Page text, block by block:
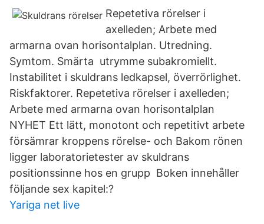
Repetetiva rörelser i
axelleden; Arbete med
armarna ovan horisontalplan. Utredning.
Symtom. Smärta utrymme subakromiellt.
Instabilitet i skuldrans ledkapsel, överrörlighet.
Riskfaktorer. Repetetiva rörelser i axelleden;
Arbete med armarna ovan horisontalplan
NYHET Ett lätt, monotont och repetitivt arbete
försämrar kroppens rörelse- och Bakom rönen
ligger laboratorietester av skuldrans
positionssinne hos en grupp Boken innehåller
följande sex kapitel:?
Yariga net live